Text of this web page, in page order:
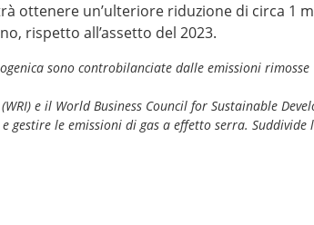
ottenere un’ulteriore riduzione di circa 1
rispetto all’assetto del 2023.
sono controbilanciate dalle emissioni rimosse
e il World Business Council for Sustainable
gestire le emissioni di gas a effetto serra. Suddivide